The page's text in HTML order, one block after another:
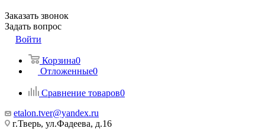
Заказать звонок
Задать вопрос
Войти
Корзина0
Отложенные0
Сравнение товаров0
etalon.tver@yandex.ru
г.Тверь, ул.Фадеева, д.16